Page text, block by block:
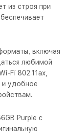
из строя при
включая
любимой
Fi 802.11ax,
и удобное
Purple с